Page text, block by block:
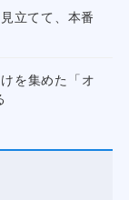
立てて、本番
を集めた「オ